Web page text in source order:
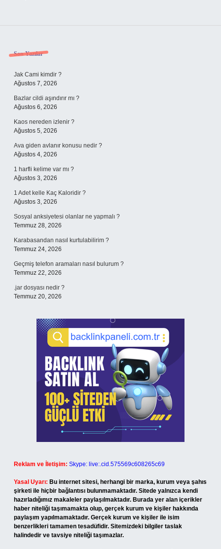
Sidebar
Son Yazılar
Jak Cami kimdir ?
Ağustos 7, 2026
Bazlar cildi aşındırır mı ?
Ağustos 6, 2026
Kaos nereden izlenir ?
Ağustos 5, 2026
Ava giden avlanır konusu nedir ?
Ağustos 4, 2026
1 harfli kelime var mı ?
Ağustos 3, 2026
1 Adet kelle Kaç Kaloridir ?
Ağustos 3, 2026
Sosyal anksiyetesi olanlar ne yapmalı ?
Temmuz 28, 2026
Karabasandan nasıl kurtulabilirim ?
Temmuz 24, 2026
Geçmiş telefon aramaları nasıl bulurum ?
Temmuz 22, 2026
.jar dosyası nedir ?
Temmuz 20, 2026
Reklam ve İletişim: Skype: live:.cid.575569c608265c69
Yasal Uyarı: Bu internet sitesi, herhangi bir marka, kurum veya şahıs
şirketi ile hiçbir bağlantısı bulunmamaktadır. Sitede yalnızca kendi
hazırladığımız makaleler paylaşılmaktadır. Burada yer alan içerikler
haber niteliği taşımamakta olup, gerçek kurum ve kişiler hakkında
paylaşım yapılmamaktadır. Gerçek kurum ve kişiler ile isim
benzerlikleri tamamen tesadüfidir. Sitemizdeki bilgiler taslak
halindedir ve tavsiye niteliği taşımazlar.